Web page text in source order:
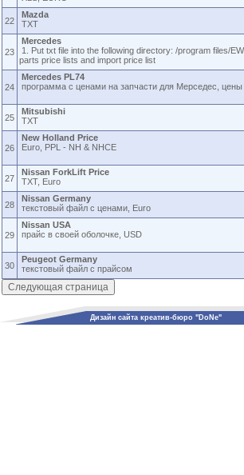
22
Mazda
TXT
23
Mercedes
1. Put txt file into the following directory: /program files/
parts price lists and import price list
24
Mercedes PL74
программа с ценами на запчасти для Мерседес, цены
25
Mitsubishi
TXT
26
New Holland Price
Euro, PPL - NH & NHCE
27
Nissan ForkLift Price
TXT, Euro
28
Nissan Germany
текстовый файл с ценами, Euro
29
Nissan USA
прайс в своей оболочке, USD
30
Peugeot Germany
текстовый файл с прайсом
Дизайн сайта креатив-бюро "DoNe"